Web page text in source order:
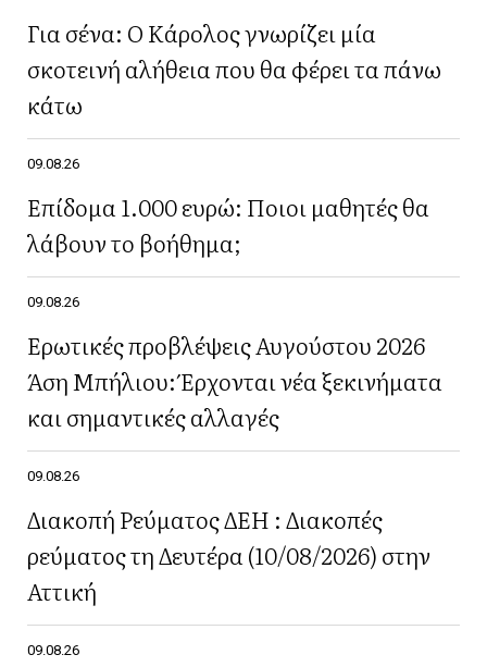
Για σένα: Ο Κάρολος γνωρίζει μία
σκοτεινή αλήθεια που θα φέρει τα πάνω
κάτω
09.08.26
Επίδομα 1.000 ευρώ: Ποιοι μαθητές θα
λάβουν το βοήθημα;
09.08.26
Ερωτικές προβλέψεις Αυγούστου 2026
Άση Μπήλιου: Έρχονται νέα ξεκινήματα
και σημαντικές αλλαγές
09.08.26
Διακοπή Ρεύματος ΔΕΗ : Διακοπές
ρεύματος τη Δευτέρα (10/08/2026) στην
Αττική
09.08.26